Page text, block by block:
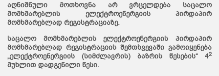
აღნიშნული მოთხოვნა არ ვრცელდება საცალო
მომხმარებლის ელექტროენერგიის პირდაპირ
მომხმარებლად რეგისტრაციაზე.
საცალო მომხმარებლის ელექტროენერგიის პირდაპირ
მომხმარებლად რეგისტრაციის შემთხვევაში გამოიყენება
„ელექტროენერგიის (სიმძლავრის) ბაზრის წესების“ 42
მუხლით დადგენილი წესი.